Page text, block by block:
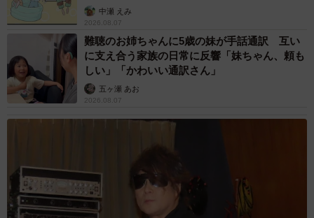
中瀬 えみ
2026.08.07
難聴のお姉ちゃんに5歳の妹が手話通訳 互い
に支え合う家族の日常に反響「妹ちゃん、頼も
しい」「かわいい通訳さん」
五ヶ瀬 あお
2026.08.07